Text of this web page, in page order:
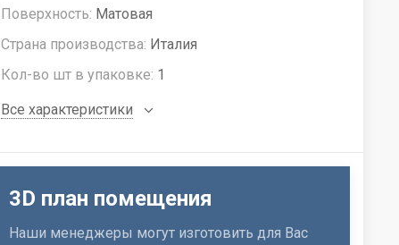
Поверхность: Матовая
Страна производства: Италия
Кол-во шт в упаковке: 1
Все характеристики
3D план помещения
Наши менеджеры могут изготовить для Вас